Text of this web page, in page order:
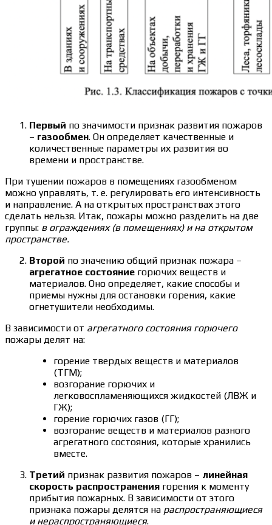
Первый по значимости признак развития пожаров
– газообмен. Он определяет качественные и
количественные параметры их развития во
времени и пространстве.
При тушении пожаров в помещениях газообменом
можно управлять, т. е. регулировать его интенсивность
и направление. А на открытых пространствах этого
сделать нельзя. Итак, пожары можно разделить на две
группы: в ограждениях (в помещениях) и на открытом
пространстве.
Второй по значению общий признак пожара –
агрегатное состояние горючих веществ и
материалов. Оно определяет, какие способы и
приемы нужны для остановки горения, какие
огнетушители необходимы.
В зависимости от агрегатного состояния горючего
пожары делят на:
горение твердых веществ и материалов
(ТГМ);
возгорание горючих и
легковоспламеняющихся жидкостей (ЛВЖ и
ГЖ);
горение горючих газов (ГГ);
возгорание веществ и материалов разного
агрегатного состояния, которые хранились
вместе.
Третий признак развития пожаров – линейная
скорость распространения горения к моменту
прибытия пожарных. В зависимости от этого
признака пожары делятся на распространяющиеся
и нераспространяющиеся.